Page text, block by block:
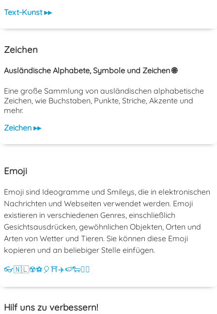
Text-Kunst ▸▸
Zeichen
Ausländische Alphabete, Symbole und Zeichen 🌐
Eine große Sammlung von ausländischen alphabetische
Zeichen, wie Buchstaben, Punkte, Striche, Akzente und
mehr.
Zeichen ▸▸
Emoji
Emoji sind Ideogramme und Smileys, die in elektronischen
Nachrichten und Webseiten verwendet werden. Emoji
existieren in verschiedenen Genres, einschließlich
Gesichtsausdrücken, gewöhnlichen Objekten, Orten und
Arten von Wetter und Tieren. Sie können diese Emoji
kopieren und an beliebiger Stelle einfügen.
👓🇳🇱☢️⚽ 🎈⛩️✈️🍉🐑💁‍♀️
Hilf uns zu verbessern!